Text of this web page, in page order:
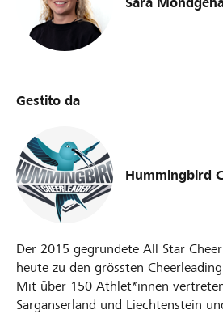
Gestito da
Hummingbird
Der 2015 gegründete All Star
heute zu den grössten
Mit über 150 Athlet*innen
Sarganserland und Liechtenstein